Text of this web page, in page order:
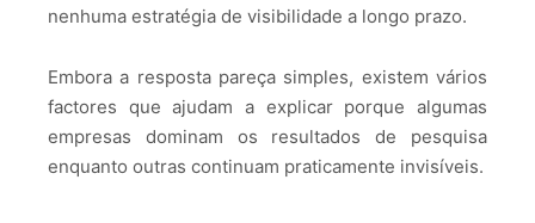
nenhuma estratégia de visibilidade a longo prazo.
Embora a resposta pareça simples, existem vários
factores que ajudam a explicar porque algumas
empresas dominam os resultados de pesquisa
enquanto outras continuam praticamente invisíveis.